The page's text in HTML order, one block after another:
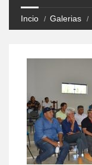
Incio Galerias